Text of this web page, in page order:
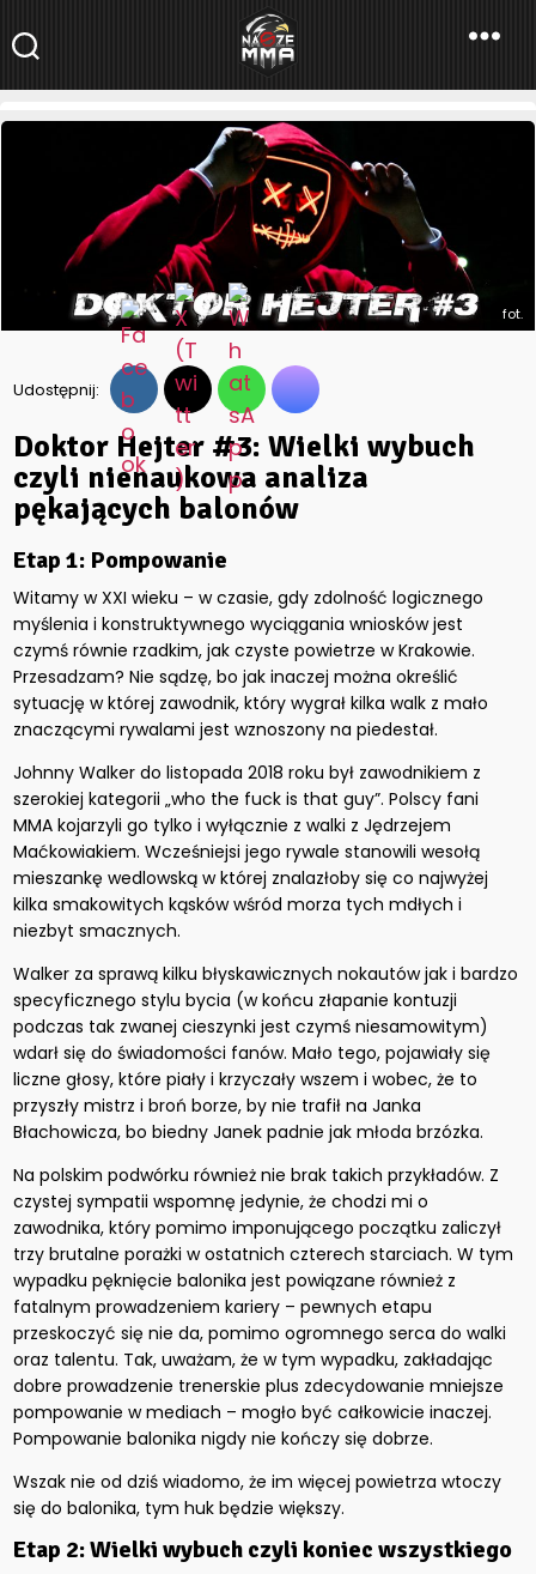
NaszeMMA
NaszeMMA.pl»Aktualności»Doktor Hejter #3: Wielki wybuch
czyli nienaukowa analiza pękających balonów
fot.
Udostępnij:
Doktor Hejter #3: Wielki wybuch
czyli nienaukowa analiza
pękających balonów
Etap 1: Pompowanie
Witamy w XXI wieku – w czasie, gdy zdolność logicznego
myślenia i konstruktywnego wyciągania wniosków jest
czymś równie rzadkim, jak czyste powietrze w Krakowie.
Przesadzam? Nie sądzę, bo jak inaczej można określić
sytuację w której zawodnik, który wygrał kilka walk z mało
znaczącymi rywalami jest wznoszony na piedestał.
Johnny Walker do listopada 2018 roku był zawodnikiem z
szerokiej kategorii „who the fuck is that guy”. Polscy fani
MMA kojarzyli go tylko i wyłącznie z walki z Jędrzejem
Maćkowiakiem. Wcześniejsi jego rywale stanowili wesołą
mieszankę wedlowską w której znalazłoby się co najwyżej
kilka smakowitych kąsków wśród morza tych mdłych i
niezbyt smacznych.
Walker za sprawą kilku błyskawicznych nokautów jak i bardzo
specyficznego stylu bycia (w końcu złapanie kontuzji
podczas tak zwanej cieszynki jest czymś niesamowitym)
wdarł się do świadomości fanów. Mało tego, pojawiały się
liczne głosy, które piały i krzyczały wszem i wobec, że to
przyszły mistrz i broń borze, by nie trafił na Janka
Błachowicza, bo biedny Janek padnie jak młoda brzózka.
Na polskim podwórku również nie brak takich przykładów. Z
czystej sympatii wspomnę jedynie, że chodzi mi o
zawodnika, który pomimo imponującego początku zaliczył
trzy brutalne porażki w ostatnich czterech starciach. W tym
wypadku pęknięcie balonika jest powiązane również z
fatalnym prowadzeniem kariery – pewnych etapu
przeskoczyć się nie da, pomimo ogromnego serca do walki
oraz talentu. Tak, uważam, że w tym wypadku, zakładając
dobre prowadzenie trenerskie plus zdecydowanie mniejsze
pompowanie w mediach – mogło być całkowicie inaczej.
Pompowanie balonika nigdy nie kończy się dobrze.
Wszak nie od dziś wiadomo, że im więcej powietrza wtoczy
się do balonika, tym huk będzie większy.
Etap 2: Wielki wybuch czyli koniec wszystkiego